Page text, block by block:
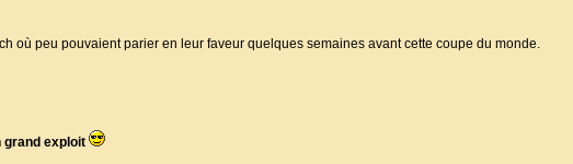
où peu pouvaient parier en leur faveur quelques semaines avant cette coupe du monde.
grand exploit